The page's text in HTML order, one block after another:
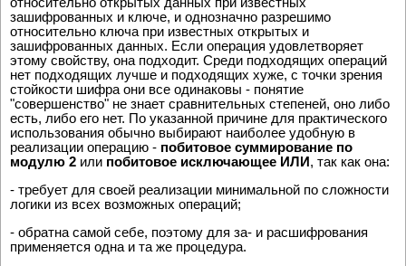
зашифрованных и ключе, и однозначно разрешимо
относительно ключа при известных открытых и
зашифрованных данных. Если операция удовлетворяет
этому свойству, она подходит. Среди подходящих операций
нет подходящих лучше и подходящих хуже, с точки зрения
стойкости шифра они все одинаковы - понятие
"совершенство" не знает сравнительных степеней, оно либо
есть, либо его нет. По указанной причине для практического
использования обычно выбирают наиболее удобную в
реализации операцию - побитовое суммирование по
модулю 2 или побитовое исключающее ИЛИ, так как она:
- требует для своей реализации минимальной по сложности
логики из всех возможных операций;
- обратна самой себе, поэтому для за- и расшифрования
применяется одна и та же процедура.